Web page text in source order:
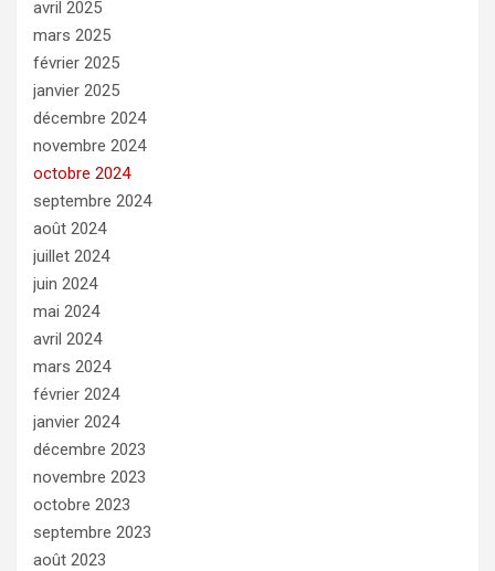
avril 2025
mars 2025
février 2025
janvier 2025
décembre 2024
novembre 2024
octobre 2024
septembre 2024
août 2024
juillet 2024
juin 2024
mai 2024
avril 2024
mars 2024
février 2024
janvier 2024
décembre 2023
novembre 2023
octobre 2023
septembre 2023
août 2023